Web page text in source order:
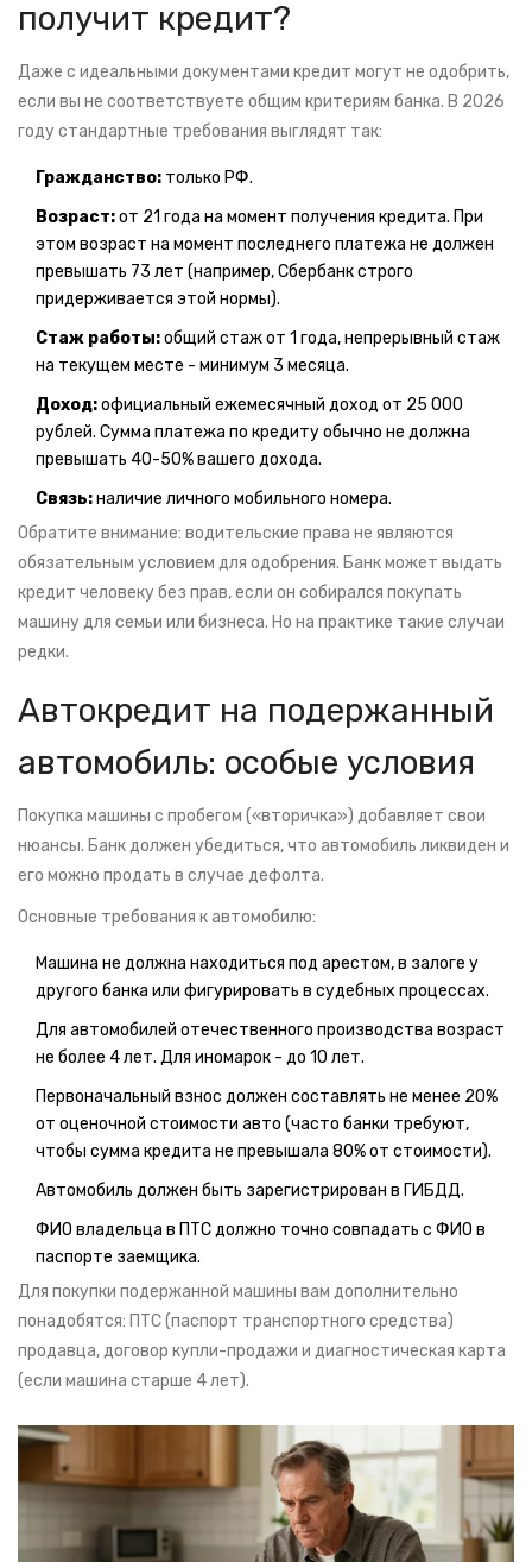
получит кредит?
Даже с идеальными документами кредит могут не одобрить,
если вы не соответствуете общим критериям банка. В 2026
году стандартные требования выглядят так:
Гражданство: только РФ.
Возраст:от 21 года на момент получения кредита. При
этом возраст на момент последнего платежа не должен
превышать 73 лет (например, Сбербанк строго
придерживается этой нормы).
Стаж работы:общий стаж от 1 года, непрерывный стаж
на текущем месте - минимум 3 месяца.
Доход:официальный ежемесячный доход от 25 000
рублей. Сумма платежа по кредиту обычно не должна
превышать 40-50% вашего дохода.
Связь:наличие личного мобильного номера.
Обратите внимание: водительские права не являются
обязательным условием для одобрения. Банк может выдать
кредит человеку без прав, если он собирался покупать
машину для семьи или бизнеса. Но на практике такие случаи
редки.
Автокредит на подержанный
автомобиль: особые условия
Покупка машины с пробегом («вторичка») добавляет свои
нюансы. Банк должен убедиться, что автомобиль ликвиден и
его можно продать в случае дефолта.
Основные требования к автомобилю:
Машина не должна находиться под арестом, в залоге у
другого банка или фигурировать в судебных процессах.
Для автомобилей отечественного производства возраст
не более 4 лет. Для иномарок - до 10 лет.
Первоначальный взнос должен составлять не менее 20%
от оценочной стоимости авто (часто банки требуют,
чтобы сумма кредита не превышала 80% от стоимости).
Автомобиль должен быть зарегистрирован в ГИБДД.
ФИО владельца в ПТС должно точно совпадать с ФИО в
паспорте заемщика.
Для покупки подержанной машины вам дополнительно
понадобятся: ПТС (паспорт транспортного средства)
продавца, договор купли-продажи и диагностическая карта
(если машина старше 4 лет).